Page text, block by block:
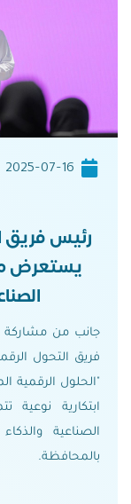
2025-07-16
رئيس فريق
يستعرض
جانب من مشاركة
فريق التحول
"الحلول الرقمية
ابتكارية
الصناعية
بالمحافظة.